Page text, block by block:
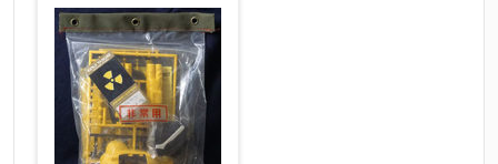
※追加や複数点ある場合はフォーム送信後に送ら
れてくる送信確認メール記載のアドレスからもお
送り頂けます。
お客様情報をご入力ください。